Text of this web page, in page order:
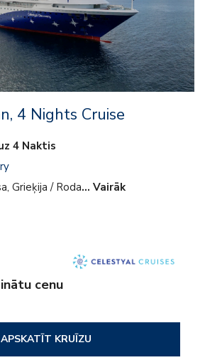
4 Nights Cruise
4 Naktis
Grieķija / Roda… Vairāk
cenu
APSKATĪT KRUĪZU